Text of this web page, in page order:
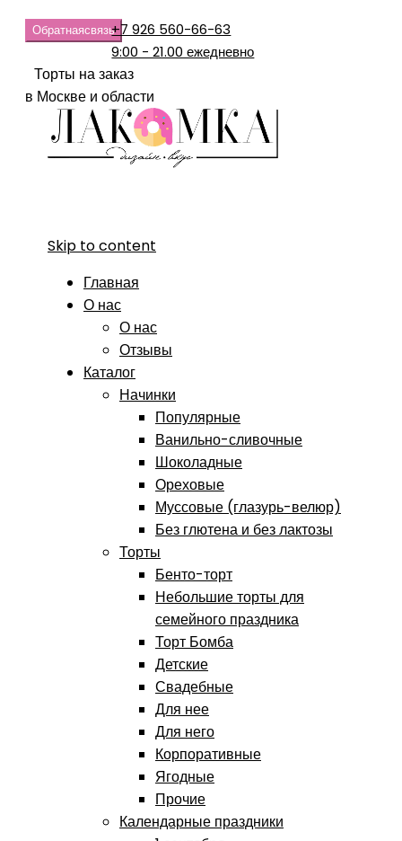
Обратнаясвязь+7 926 560-66-63
9:00 - 21.00 ежедневно
Торты на заказ
в Москве и области
Skip to content
Главная
О нас
О нас
Отзывы
Каталог
Начинки
Популярные
Ванильно-сливочные
Шоколадные
Ореховые
Муссовые (глазурь-велюр)
Без глютена и без лактозы
Торты
Бенто-торт
Небольшие торты для
семейного праздника
Торт Бомба
Детские
Свадебные
Для нее
Для него
Корпоративные
Ягодные
Прочие
Календарные праздники